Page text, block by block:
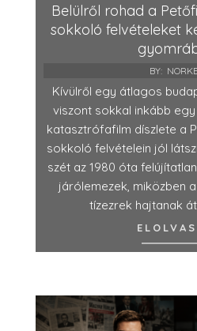
Belülről rohad a
sokkoló felvételeket
BY:
Kívülről egy átlagos
viszont sokkal inkább
katasztrófafilm díszlete a
sokkoló felvételein jól
szét az 1980 óta
járólemezek, miközben
tízezrek hajtanak